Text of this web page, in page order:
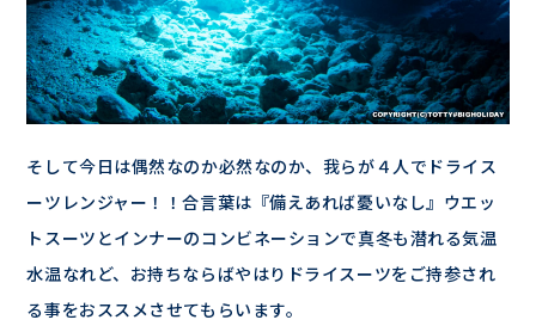
そして今日は偶然なのか必然なのか、我らが４人でドライス
ーツレンジャー！！合言葉は『備えあれば憂いなし』ウエッ
トスーツとインナーのコンビネーションで真冬も潜れる気温
水温なれど、お持ちならばやはりドライスーツをご持参され
る事をおススメさせてもらいます。